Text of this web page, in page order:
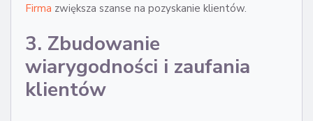
Firma zwiększa szanse na pozyskanie klientów.
3. Zbudowanie
wiarygodności i zaufania
klientów